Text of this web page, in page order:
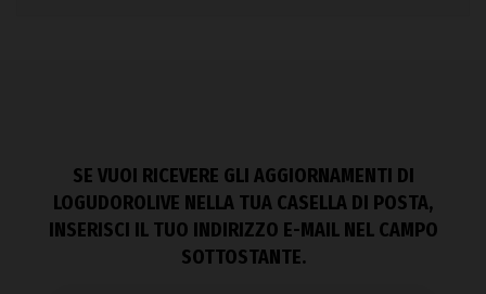
SE VUOI RICEVERE GLI AGGIORNAMENTI DI
LOGUDOROLIVE NELLA TUA CASELLA DI POSTA,
INSERISCI IL TUO INDIRIZZO E-MAIL NEL CAMPO
SOTTOSTANTE.